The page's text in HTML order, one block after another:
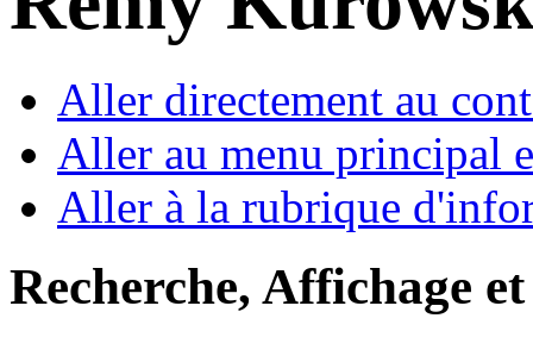
Aller directement au
Aller au menu principal
Aller à la rubrique
Recherche, Affichage